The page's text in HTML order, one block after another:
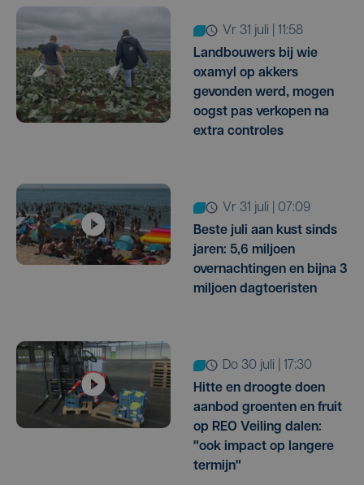
vr 31 juli | 11:58
Landbouwers bij wie
oxamyl op akkers
gevonden werd, mogen
oogst pas verkopen na
extra controles
vr 31 juli | 07:09
Beste juli aan kust sinds
jaren: 5,6 miljoen
overnachtingen en bijna 3
miljoen dagtoeristen
do 30 juli | 17:30
Hitte en droogte doen
aanbod groenten en fruit
op REO Veiling dalen:
"ook impact op langere
termijn"